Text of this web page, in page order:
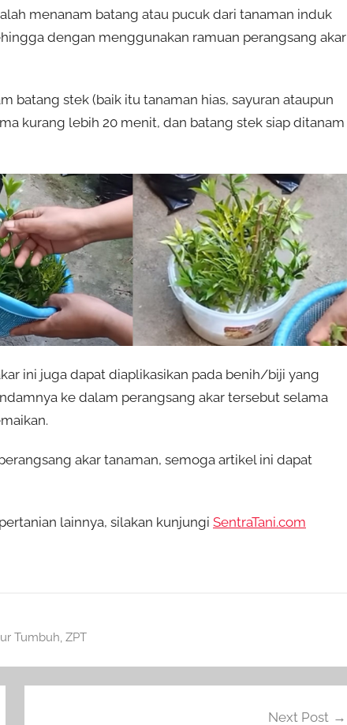
menanam batang atau pucuk dari tanaman induk
dengan menggunakan ramuan perangsang akar
batang stek (baik itu tanaman hias, sayuran ataupun
kurang lebih 20 menit, dan batang stek siap ditanam
ini juga dapat diaplikasikan pada benih/biji yang
ke dalam perangsang akar tersebut selama
akar tanaman, semoga artikel ini dapat
lainnya, silakan kunjungi SentraTani.com
Tumbuh, ZPT
Next Post